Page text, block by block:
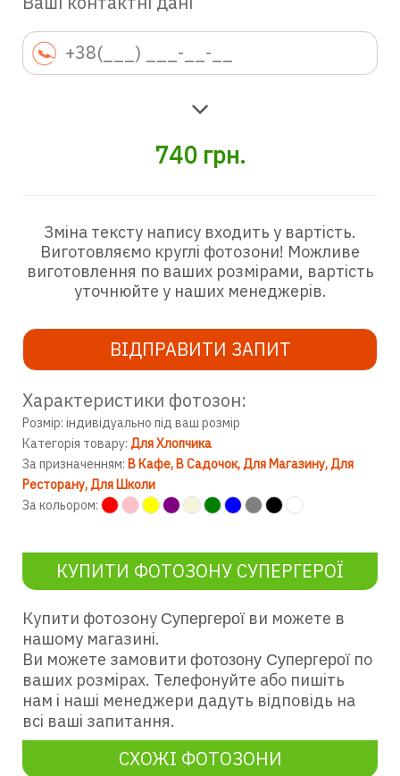
740 грн.
Зміна тексту напису входить у вартість.
Виготовляємо круглі фотозони! Можливе
виготовлення по ваших розмірами, вартість
уточнюйте у наших менеджерів.
ВІДПРАВИТИ ЗАПИТ
Характеристики фотозон:
Розмір: індивідуально під ваш розмір
Категорія товару: Для Хлопчика
За призначенням: В Кафе В Садочок Для Магазину Для
Ресторану Для Школи
За кольором:
КУПИТИ ФОТОЗОНУ СУПЕРГЕРОЇ
Купити фотозону Супергерої ви можете в
нашому магазині.
Ви можете замовити фотозону Супергерої по
ваших розмірах. Телефонуйте або пишіть
нам і наші менеджери дадуть відповідь на
всі ваші запитання.
СХОЖІ ФОТОЗОНИ